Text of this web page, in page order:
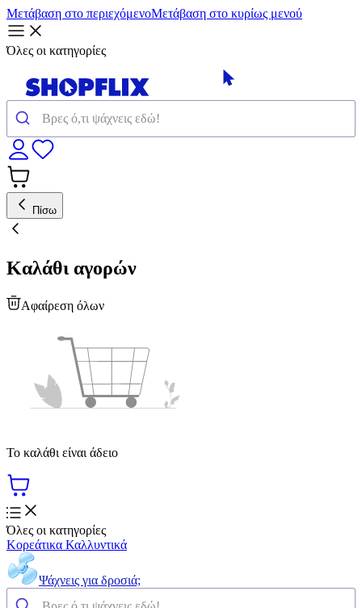
Μετάβαση στο περιεχόμενοΜετάβαση στο κυρίως μενού
Όλες οι κατηγορίες
Πίσω
Καλάθι αγορών
Αφαίρεση όλων
Το καλάθι είναι άδειο
Όλες οι κατηγορίες
Κορεάτικα Καλλυντικά
Ψάχνεις για δροσιά;